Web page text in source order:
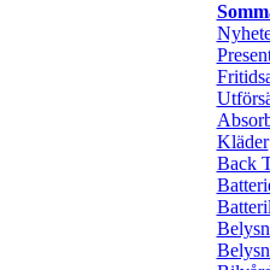
Kläder
Back